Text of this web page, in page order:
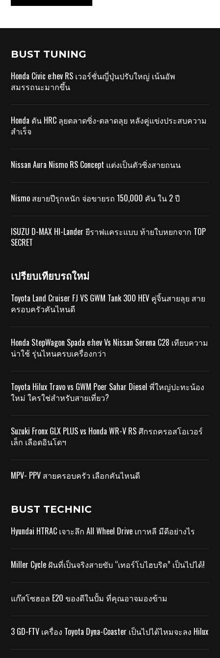
BUST TUNING
Honda Civic e:hev RS เวอร์ชั่นญี่ปุ่นปรับใหญ่ เน้นอัพ
สมรรถนะมากขึ้น
Honda ดัน HRC ลุยตลาดซิ่ง-ตลาดลุย หลังคู่แข่งประสบความ
สำเร็จ
Nissan Aura Nismo RS Concept แต่งเป็นตัวซิ่งสายถนน
Nismo สยายปีรุกหนัก จ่อขายรถ 150,000 คัน ใน 2 ปี
ISUZU D-MAX HI-Lander ยีราฟแคระแบบ ท้ายใบหยกจาก TOP
SECRET
เปรียบเทียบรถใหม่
Toyota Land Cruiser FJ VS GWM Tank 300 HEV คู่จิ้นสายลุย สาย
ครอบครัวคันไหนดี
Honda StepWagon Spada e:hev Vs Nissan Serena C28 เทียบความ
น่าใช้ รุ่นไหนครบเครื่องกว่า
Toyota Hilux Travo vs GWM Poer Sahar Diesel พี่ใหญ่ปะทะน้อง
ใหม่ ใครใช่สำหรับสายเที่ยว?
Suzuki Fronx GLX PLUS vs Honda WR-V RS ศึกรถครอสโอเวอร์
เล็ก เลือดอินโดฯ
MPV- PPV สายครอบครัว เลือกคันไหนดี
BUST TECHNIC
Hyundai HTRAC เจาะลึก All Wheel Drive เกาหลี มีดีอย่างไร
Miller Cycle ฝันที่เป็นจริงสายขับ “เทอร์โบไฮบริด” เป็นไปได้!
แก๊สโซฮอล E20 ของดีในปั้ม ที่คุณอาจมองข้าม
3 GD-FTV เครื่อง Toyota Dyna-Coaster เป็นไปได้ไหมจะลง Hilux